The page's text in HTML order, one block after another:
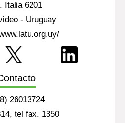
Italia 6201
- Uruguay
26013724
tel fax. 1350